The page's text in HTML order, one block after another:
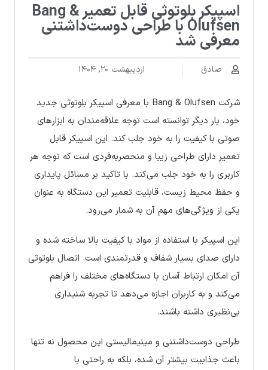
اسپیکر بلوتوثی قابل تعمیر Bang &
Olufsen با طراحی دوست‌داشتنی
معرفی شد
صادق اردیبهشت ۲۰, ۱۴۰۴
شرکت Bang & Olufsen با معرفی اسپیکر بلوتوثی جدید
خود، بار دیگر توانسته است توجه علاقه‌مندان به ابزارهای
صوتی با کیفیت را به خود جلب کند. این اسپیکر قابل
تعمیر دارای طراحی زیبا و منحصربه‌فردی است که توجه هر
کاربری را به خود جلب می‌کند. با تاکید بر مسائل پایداری
و حفظ محیط زیست، قابلیت تعمیر این دستگاه به عنوان
یکی از ویژگی‌های مهم آن به شمار می‌رود.
این اسپیکر با استفاده از مواد با کیفیت بالا ساخته شده و
دارای صدای بسیار شفاف و قدرتمندی است. اتصال بلوتوثی
آن امکان ارتباط آسان با دستگاه‌های مختلف را فراهم
می‌کند و به کاربران اجازه می‌دهد تا تجربه شنیداری
بی‌نظیری داشته باشند.
طراحی دوست‌داشتنی و مینیمالیستی این محصول نه تنها
باعث جذابیت بیشتر آن شده، بلکه به راحتی با